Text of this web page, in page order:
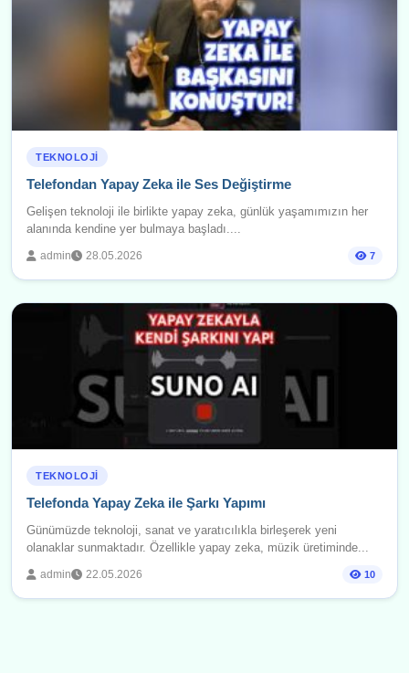
TEKNOLOJI
Telefondan Yapay Zeka ile Ses Değiştirme
Gelişen teknoloji ile birlikte yapay zeka, günlük yaşamımızın her
alanında kendine yer bulmaya başladı....
admin 28.05.2026 7
TEKNOLOJI
Telefonda Yapay Zeka ile Şarkı Yapımı
Günümüzde teknoloji, sanat ve yaratıcılıkla birleşerek yeni
olanaklar sunmaktadır. Özellikle yapay zeka, müzik üretiminde...
admin 22.05.2026 10